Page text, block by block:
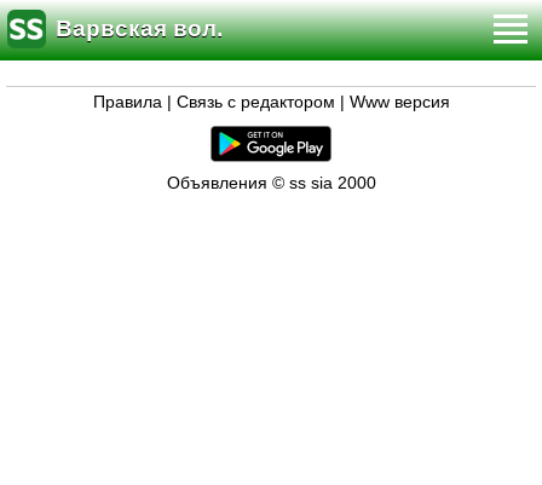
Варвская вол.
Правила Связь с редактором Www версия
Объявления © ss sia 2000